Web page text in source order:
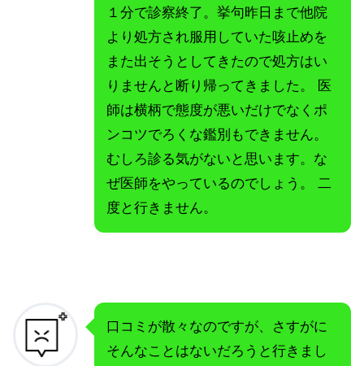
１分で診察終了。挙句昨日まで他院
より処方され服用していた咳止めを
また出そうとしてきたので処方はい
りませんと断り帰ってきました。 医
師は横柄で態度が悪いだけでなくポ
ンコツでろくな鑑別もできません。
むしろ診る気がないと思います。な
ぜ医師をやっているのでしょう。 二
度と行きません。
口コミが散々なのですが、さすがに
そんなことはないだろうと行きまし